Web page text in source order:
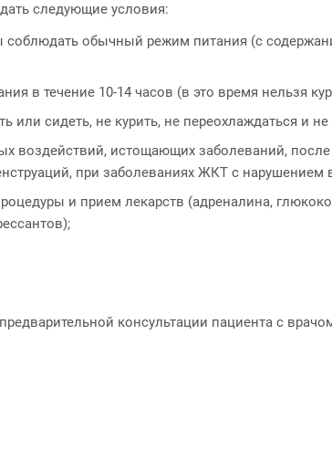
следующие условия:
обычный режим питания (с
в течение 10-14 часов (в это время нельзя
сидеть, не курить, не переохлаждаться и
воздействий, истощающих заболеваний,
при заболеваниях ЖКТ с
и прием лекарств (адреналина,
консультации пациента с